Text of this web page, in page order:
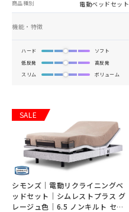
商品種別 電動ベッドセット
機能・特徴
ハード
ソフト
低反発
高反発
スリム
ボリューム
SALE
シモンズ｜電動リクライニングベ
ッドセット｜シムレストプラス グ
レージュ色｜6.5 ノンキルト セミ